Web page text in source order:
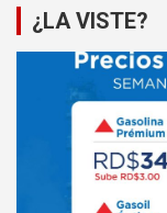
¿LA VISTE?